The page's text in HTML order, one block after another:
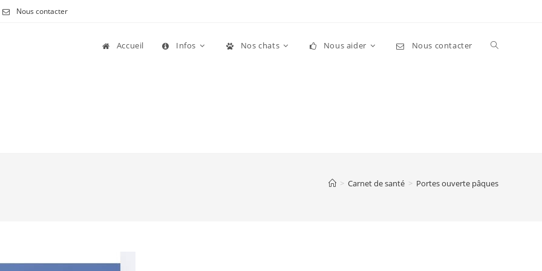
Nous contacter
Accueil Infos Nos chats Nous aider Nous contacter Toggle
> Carnet de santé > Portes ouverte pâques